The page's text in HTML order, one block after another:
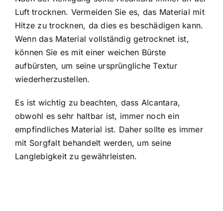
Luft trocknen. Vermeiden Sie es, das Material mit
Hitze zu trocknen, da dies es beschädigen kann.
Wenn das Material vollständig getrocknet ist,
können Sie es mit einer weichen Bürste
aufbürsten, um seine ursprüngliche Textur
wiederherzustellen.
Es ist wichtig zu beachten, dass Alcantara,
obwohl es sehr haltbar ist, immer noch ein
empfindliches Material ist. Daher sollte es immer
mit Sorgfalt behandelt werden, um seine
Langlebigkeit zu gewährleisten.